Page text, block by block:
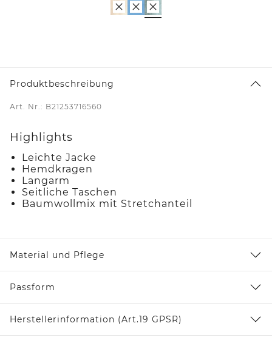
Produktbeschreibung
Art. Nr.: B21253716560
Highlights
Leichte Jacke
Hemdkragen
Langarm
Seitliche Taschen
Baumwollmix mit Stretchanteil
Material und Pflege
Passform
Herstellerinformation (Art.19 GPSR)